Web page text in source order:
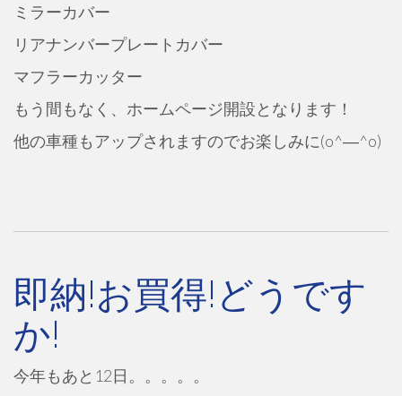
ミラーカバー
リアナンバープレートカバー
マフラーカッター
もう間もなく、ホームページ開設となります！
他の車種もアップされますのでお楽しみに(o^―^o)
即納!お買得!どうです
か!
今年もあと12日。。。。。